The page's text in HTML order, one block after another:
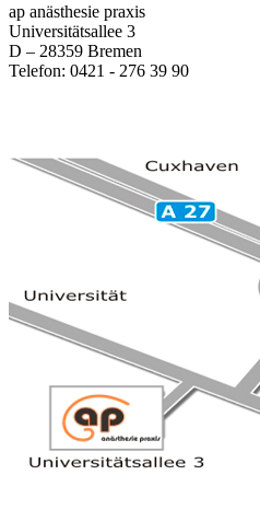
ap anästhesie praxis
Universitätsallee 3
D – 28359 Bremen
Telefon: 0421 - 276 39 90